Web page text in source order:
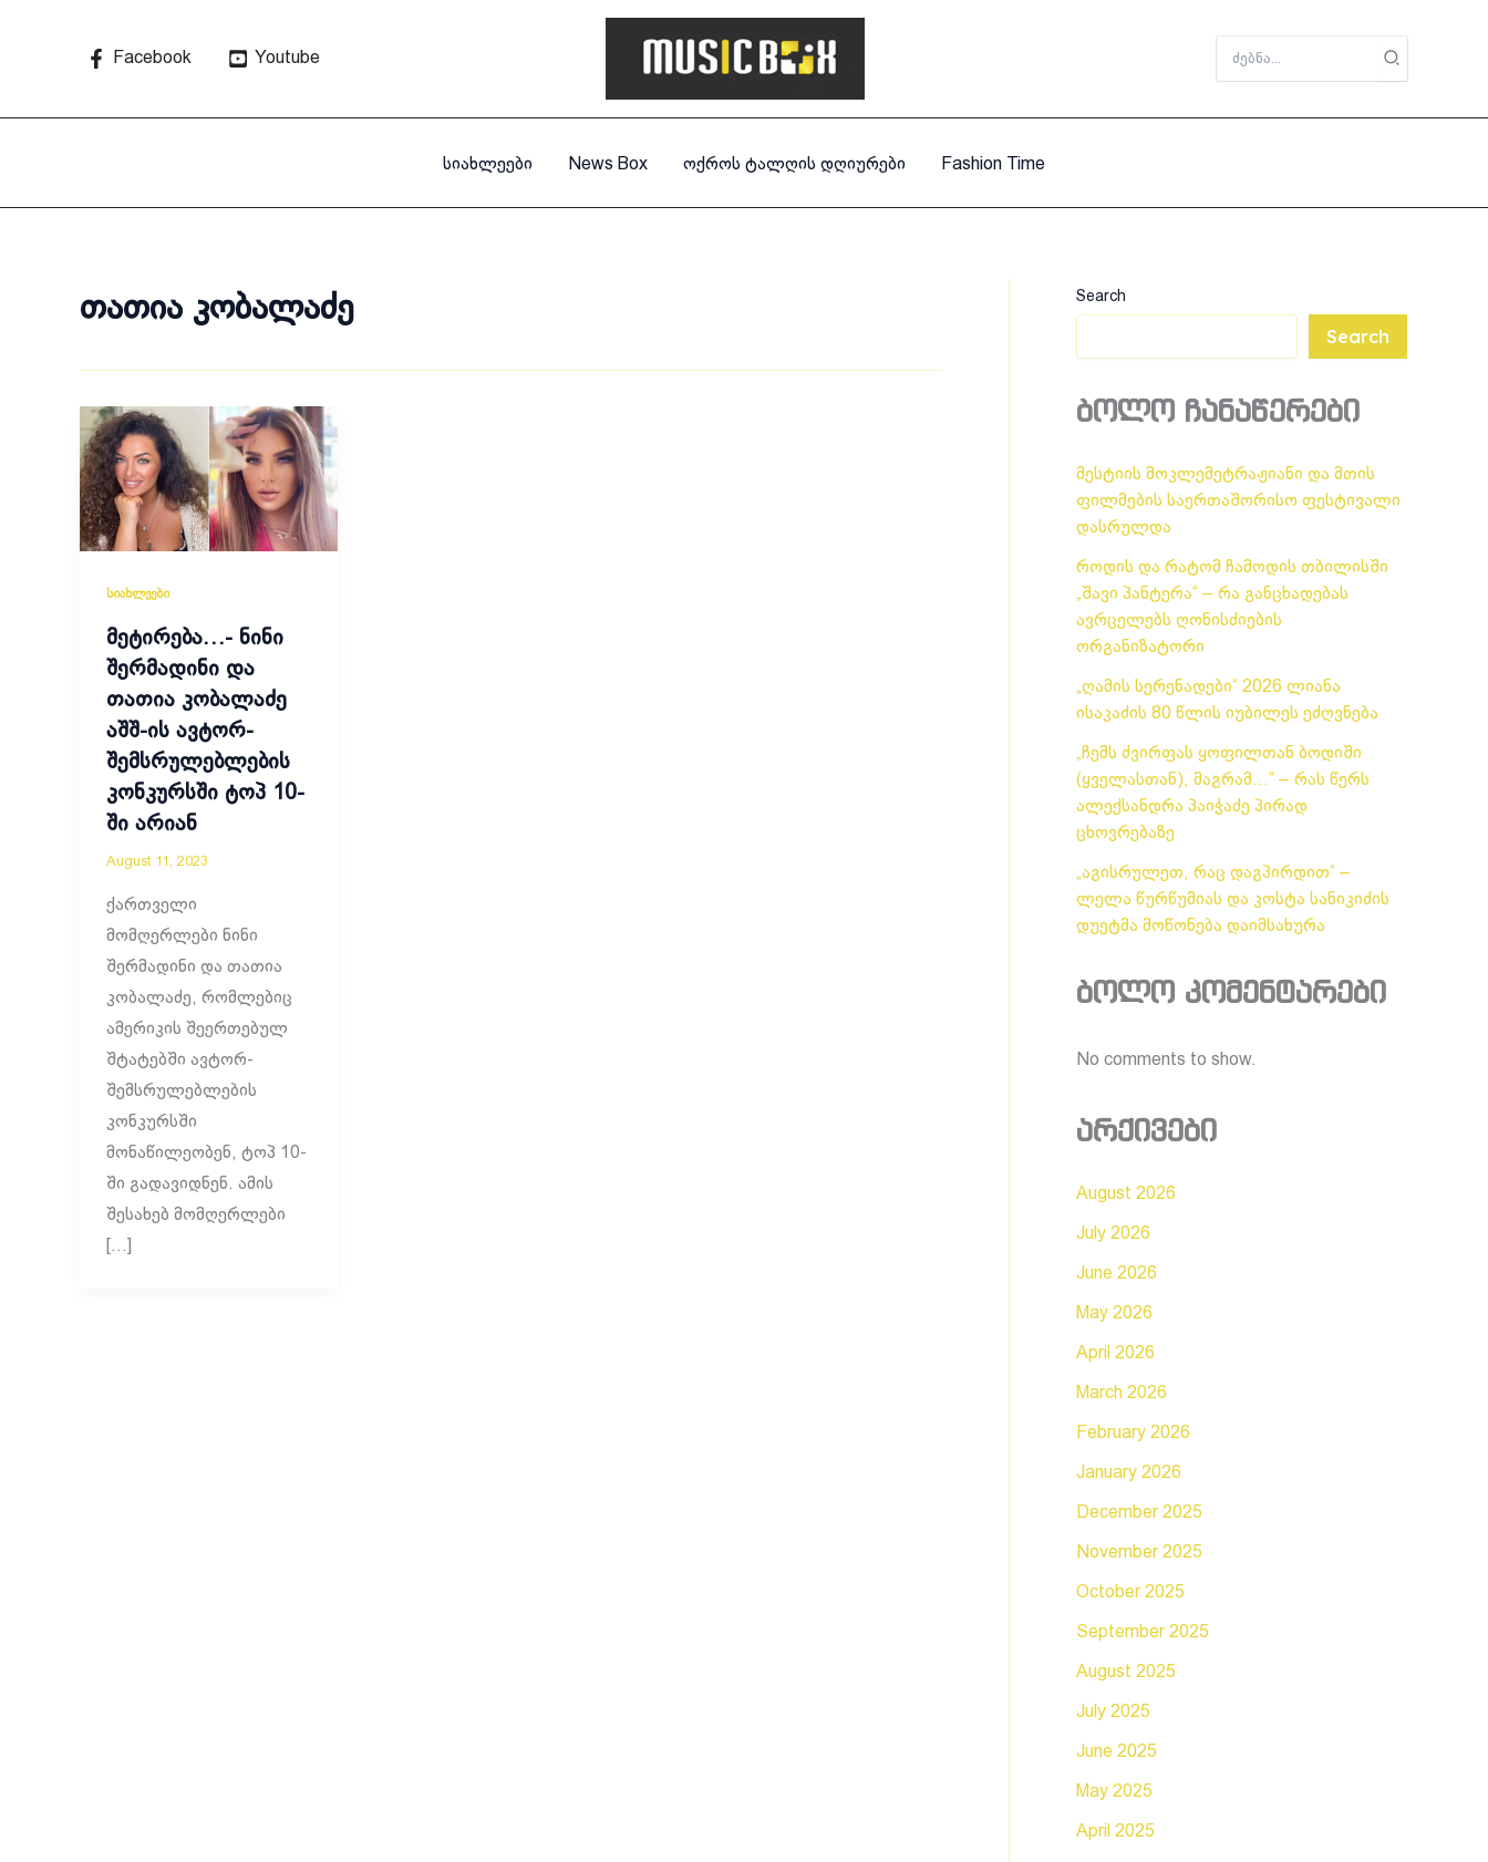
Facebook Youtube
for:
სიახლეები News Box ოქროს ტალღის დღიურები Fashion Time
თათია კობალაძე
სიახლეები
მეტირება…- ნინი
შერმადინი და
თათია კობალაძე
აშშ-ის ავტორ-
შემსრულებლების
კონკურსში ტოპ 10-
ში არიან
August 11, 2023
ქართველი
მომღერლები ნინი
შერმადინი და თათია
კობალაძე, რომლებიც
ამერიკის შეერთებულ
შტატებში ავტორ-
შემსრულებლების
კონკურსში
მონაწილეობენ, ტოპ 10-
ში გადავიდნენ. ამის
შესახებ მომღერლები
[…]
Search
Search
ბოლო ჩანაწერები
მესტიის მოკლემეტრაჟიანი და მთის
ფილმების საერთაშორისო ფესტივალი
დასრულდა
როდის და რატომ ჩამოდის თბილისში
„შავი პანტერა“ – რა განცხადებას
ავრცელებს ღონისძიების
ორგანიზატორი
„ღამის სერენადები“ 2026 ლიანა
ისაკაძის 80 წლის იუბილეს ეძღვნება
„ჩემს ძვირფას ყოფილთან ბოდიში
(ყველასთან), მაგრამ…“ – რას წერს
ალექსანდრა პაიჭაძე პირად
ცხოვრებაზე
„აგისრულეთ, რაც დაგპირდით“ –
ლელა წურწუმიას და კოსტა სანიკიძის
დუეტმა მოწონება დაიმსახურა
ბოლო კომენტარები
No comments to show.
არქივები
August 2026
July 2026
June 2026
May 2026
April 2026
March 2026
February 2026
January 2026
December 2025
November 2025
October 2025
September 2025
August 2025
July 2025
June 2025
May 2025
April 2025